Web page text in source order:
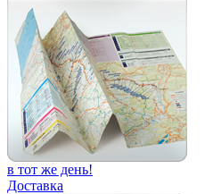
в тот же день!
Доставка